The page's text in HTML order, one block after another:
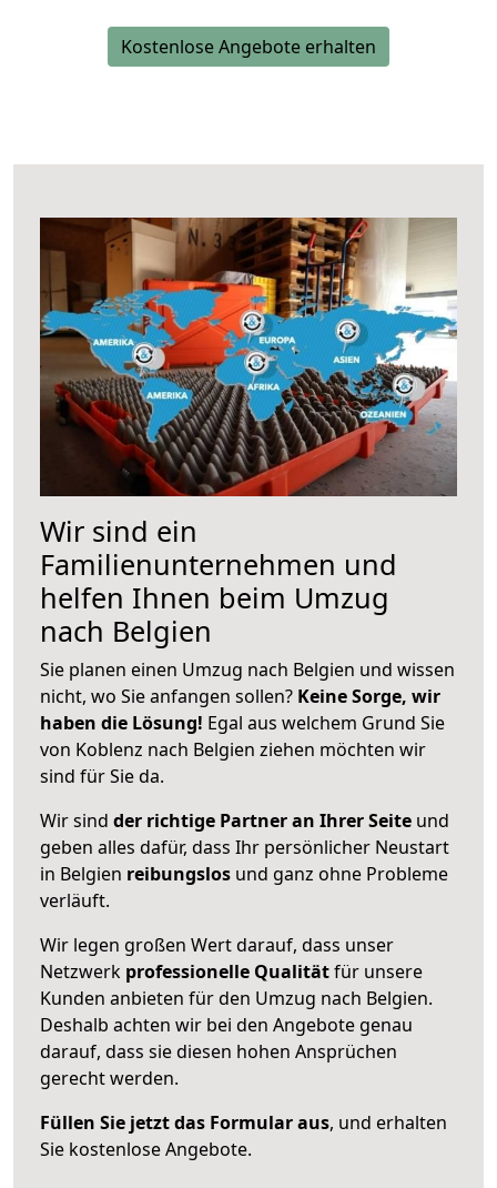
Kostenlose Angebote erhalten
Wir sind ein
Familienunternehmen und
helfen Ihnen beim Umzug
nach Belgien
Sie planen einen Umzug nach Belgien und wissen
nicht, wo Sie anfangen sollen? Keine Sorge, wir
haben die Lösung! Egal aus welchem Grund Sie
von Koblenz nach Belgien ziehen möchten wir
sind für Sie da.
Wir sind der richtige Partner an Ihrer Seite und
geben alles dafür, dass Ihr persönlicher Neustart
in Belgien reibungslos und ganz ohne Probleme
verläuft.
Wir legen großen Wert darauf, dass unser
Netzwerk professionelle Qualitätfür unsere
Kunden anbieten für den Umzug nach Belgien.
Deshalb achten wir bei den Angebote genau
darauf, dass sie diesen hohen Ansprüchen
gerecht werden.
Füllen Sie jetzt das Formular aus, und erhalten
Sie kostenlose Angebote.